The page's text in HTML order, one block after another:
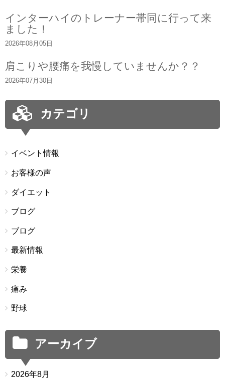
インターハイのトレーナー帯同に行って来
ました！
2026年08月05日
肩こりや腰痛を我慢していませんか？？
2026年07月30日
カテゴリ
イベント情報
お客様の声
ダイエット
ブログ
ブログ
最新情報
栄養
痛み
野球
アーカイブ
2026年8月